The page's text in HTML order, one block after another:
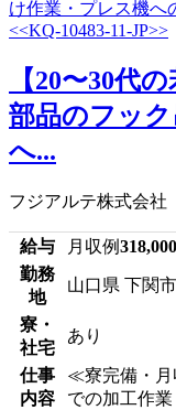
【20〜30代
部品のフッ
へ...
フジアルテ株式会社
給与 月収例318,000
勤務
地
山口県 下関市
寮・
社宅
あり
仕事
内容
≪寮完備・月
での加工作業